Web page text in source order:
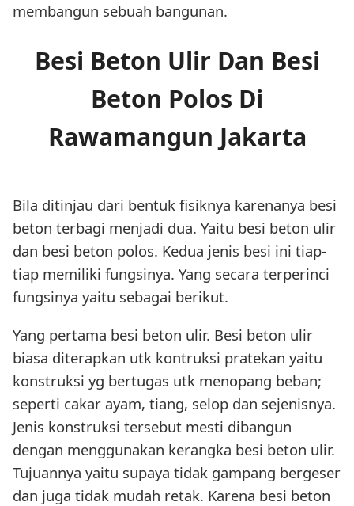
membangun sebuah bangunan.
Besi Beton Ulir Dan Besi
Beton Polos Di
Rawamangun Jakarta
Bila ditinjau dari bentuk fisiknya karenanya besi
beton terbagi menjadi dua. Yaitu besi beton ulir
dan besi beton polos. Kedua jenis besi ini tiap-
tiap memiliki fungsinya. Yang secara terperinci
fungsinya yaitu sebagai berikut.
Yang pertama besi beton ulir. Besi beton ulir
biasa diterapkan utk kontruksi pratekan yaitu
konstruksi yg bertugas utk menopang beban;
seperti cakar ayam, tiang, selop dan sejenisnya.
Jenis konstruksi tersebut mesti dibangun
dengan menggunakan kerangka besi beton ulir.
Tujuannya yaitu supaya tidak gampang bergeser
dan juga tidak mudah retak. Karena besi beton